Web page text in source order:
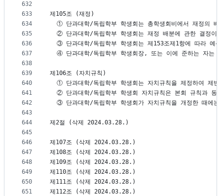
632
633
634
635
636
637
638
639
640
641
642
643
644
645
646
647
648
649
650
651
제105조 (재정)
① 단과대학/독립학부 학생회는 총학생회비에서 재정의
② 단과대학/독립학부 학생회는 재정 배분에 관한 결정이
③ 단과대학/독립학부 학생회는 제153조제1항에 따라 예
④ 단과대학/독립학부 학생회장, 또는 이에 준하는 자는
제106조 (자치규칙)
① 단과대학/독립학부 학생회는 자치규칙을 제정하여 제
② 단과대학/독립학부 학생회 자치규칙은 본회 규칙과 동
③ 단과대학/독립학부 학생회가 자치규칙을 개정한 때에
제2절 (삭제 2024.03.28.)
제107조 (삭제 2024.03.28.)
제108조 (삭제 2024.03.28.)
제109조 (삭제 2024.03.28.)
제110조 (삭제 2024.03.28.)
제111조 (삭제 2024.03.28.)
제112조 (삭제 2024.03.28.)